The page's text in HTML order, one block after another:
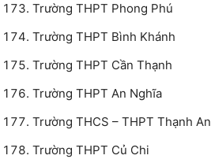
Trường THPT Phong Phú
Trường THPT Bình Khánh
Trường THPT Cần Thạnh
Trường THPT An Nghĩa
Trường THCS – THPT Thạnh An
Trường THPT Củ Chi